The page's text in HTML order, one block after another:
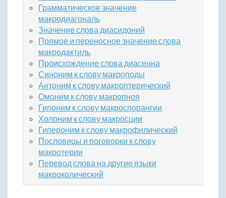
Грамматическое значение
макродиагональ
Значение слова диасидоний
Прямое и переносное значение слова
макродактиль
Происхождение слова диасенна
Синоним к слову макроподы
Антоним к слову макроптерический
Омоним к слову макропноя
Гипоним к слову макроспорангии
Холоним к слову макросции
Гипероним к слову макрофилический
Пословицы и поговорки к слову
макротерии
Перевод слова на другие языки
макроколический